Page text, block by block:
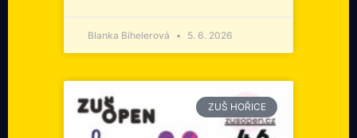
Blanka Bihelerová 5. 6. 2026
ZUŠ HOŘICE